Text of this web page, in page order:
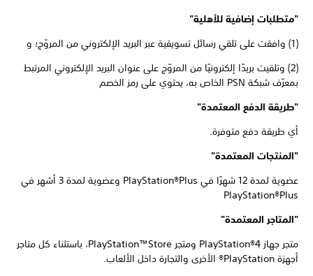
"متطلبات إضافية للأهلية"
(1) وافقت على تلقي رسائل تسويقية عبر البريد الإلكتروني من المروّج؛ و
(2) وتلقيت بريدًا إلكترونيًا من المروّج على عنوان البريد الإلكتروني المرتبط
بمعرّف شبكة PSN الخاص به، يحتوي على رمز الخصم
"طريقة الدفع المعتمدة"
أي طريقة دفع متوفرة.
"المنتجات المعتمدة"
عضوية لمدة 12 شهرًا في PlayStation®Plus وعضوية لمدة 3 أشهر في
PlayStation®Plus
"المتاجر المعتمدة"
متجر جهاز PlayStation®4 ومتجر PlayStation™Store، باستثناء كل متاجر
أجهزة PlayStation® الأخرى والتجارة داخل الألعاب.